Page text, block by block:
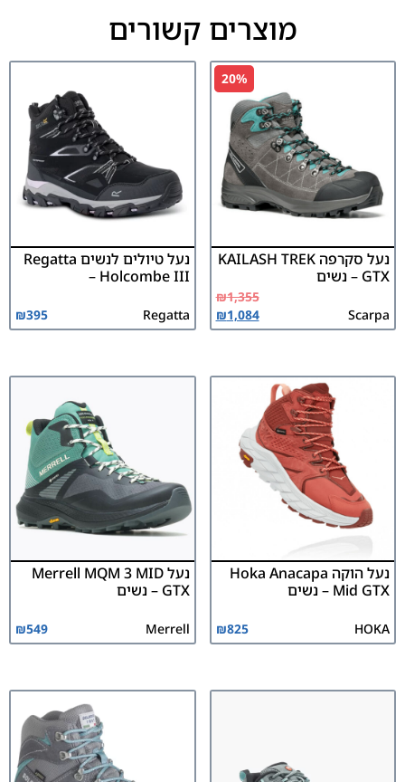
מוצרים קשורים
20%
נעל סקרפה KAILASH TREK
GTX – נשים
Scarpa
₪1,355
₪1,084
נעל טיולים לנשים Regatta
– Holcombe III
Regatta
₪395
נעל הוקה Hoka Anacapa
Mid GTX – נשים
HOKA
₪825
נעל Merrell MQM 3 MID
GTX – נשים
Merrell
₪549